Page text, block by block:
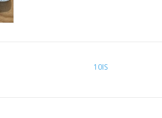
10IS